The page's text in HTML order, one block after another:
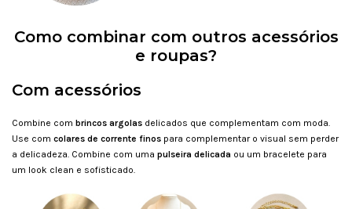
Como combinar com outros acessórios
e roupas?
Com acessórios
Combine com brincos argolas delicados que complementam com moda.
Use com colares de corrente finos para complementar o visual sem perder
a delicadeza. Combine com uma pulseira delicada ou um bracelete para
um look clean e sofisticado.